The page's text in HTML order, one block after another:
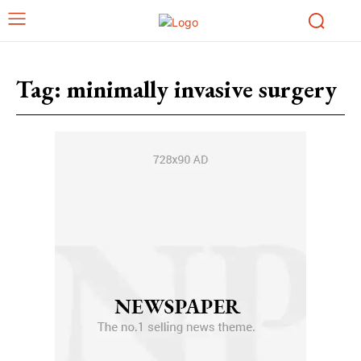
Tag: minimally invasive surgery